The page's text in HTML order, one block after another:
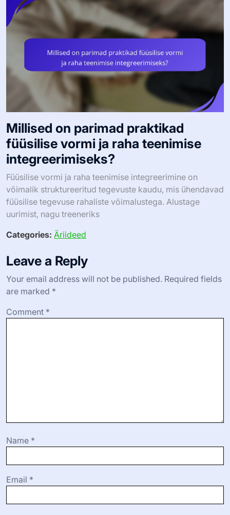
Millised on parimad praktikad
füüsilise vormi ja raha teenimise
integreerimiseks?
Füüsilise vormi ja raha teenimise integreerimine on
võimalik struktureeritud tegevuste kaudu, mis ühendavad
füüsilise tegevuse rahaliste võimalustega. Alustage
uurimist, nagu treeneriks
Categories: Äriideed
Leave a Reply
Your email address will not be published. Required fields
are marked *
Comment *
Name *
Email *